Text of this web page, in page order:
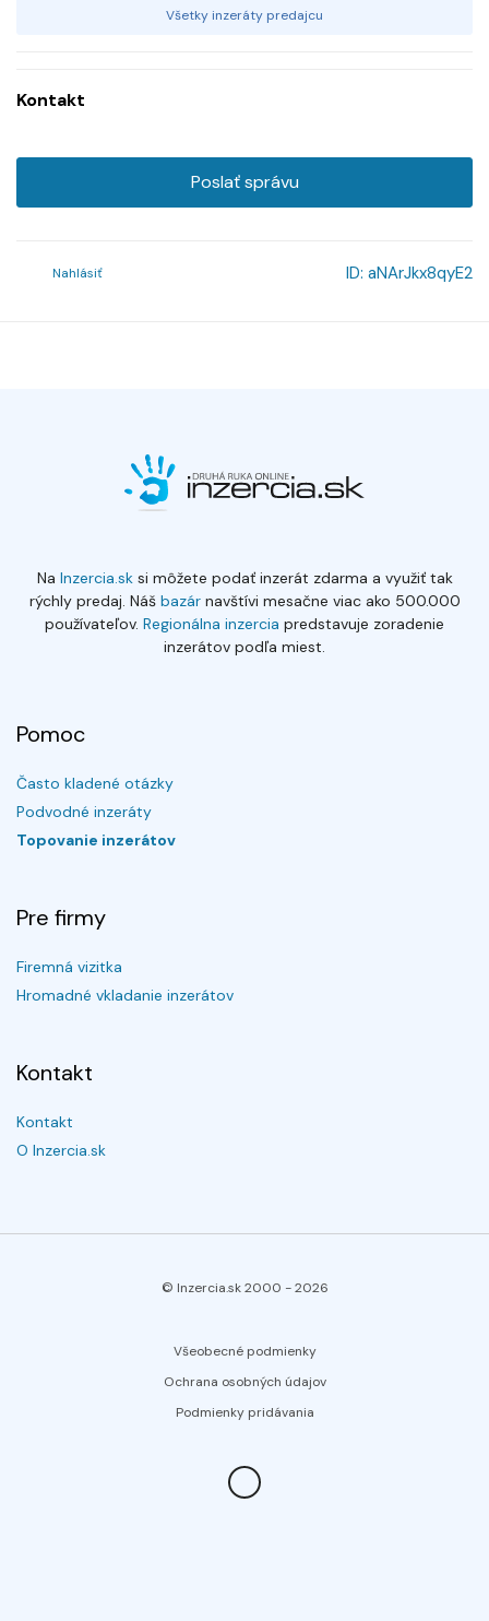
Všetky inzeráty predajcu
Kontakt
Poslať správu
Nahlásiť ID: aNArJkx8qyE2
Na Inzercia.sksi môžete podať inzerát zdarma a využiť tak
rýchly predaj. Náš bazárnavštívi mesačne viac ako 500.000
používateľov. Regionálna inzercia predstavuje zoradenie
inzerátov podľa miest.
Pomoc
Často kladené otázky
Podvodné inzeráty
Topovanie inzerátov
Pre firmy
Firemná vizitka
Hromadné vkladanie inzerátov
Kontakt
Kontakt
O Inzercia.sk
© Inzercia.sk 2000 -2026
Všeobecné podmienky
Ochrana osobných údajov
Podmienky pridávania